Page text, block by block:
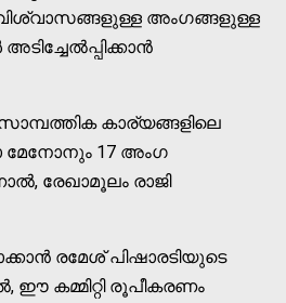
അംഗങ്ങളുള്ള
കാര്യങ്ങളിലെ
മേനോനും 17 അംഗ
രേഖാമൂലം രാജി
രമേശ് പിഷാരടിയുടെ
ഈ കമ്മിറ്റി രൂപീകരണം